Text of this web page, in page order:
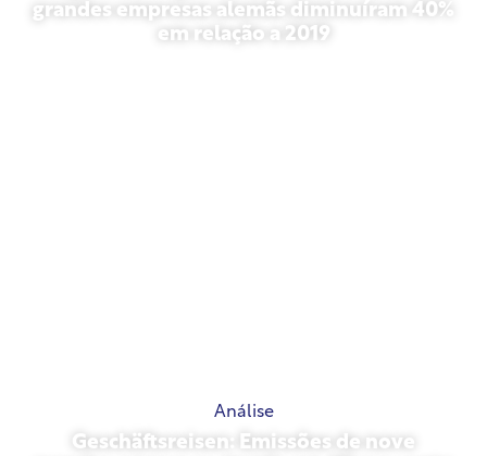
grandes empresas alemãs diminuíram 40%
em relação a 2019
Análise
Geschäftsreisen: Emissões de nove